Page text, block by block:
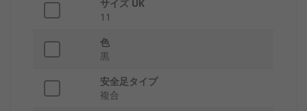
サイズ UK
11
色
黒
安全足タイプ
複合